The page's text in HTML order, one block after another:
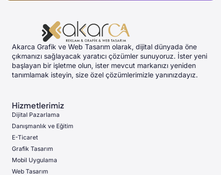
Akarca Grafik ve Web Tasarım olarak, dijital dünyada öne
çıkmanızı sağlayacak yaratıcı çözümler sunuyoruz. İster yeni
başlayan bir işletme olun, ister mevcut markanızı yeniden
tanımlamak isteyin, size özel çözümlerimizle yanınızdayız.
Hizmetlerimiz
Dijital Pazarlama
Danışmanlık ve Eğitim
E-Ticaret
Grafik Tasarım
Mobil Uygulama
Web Tasarım